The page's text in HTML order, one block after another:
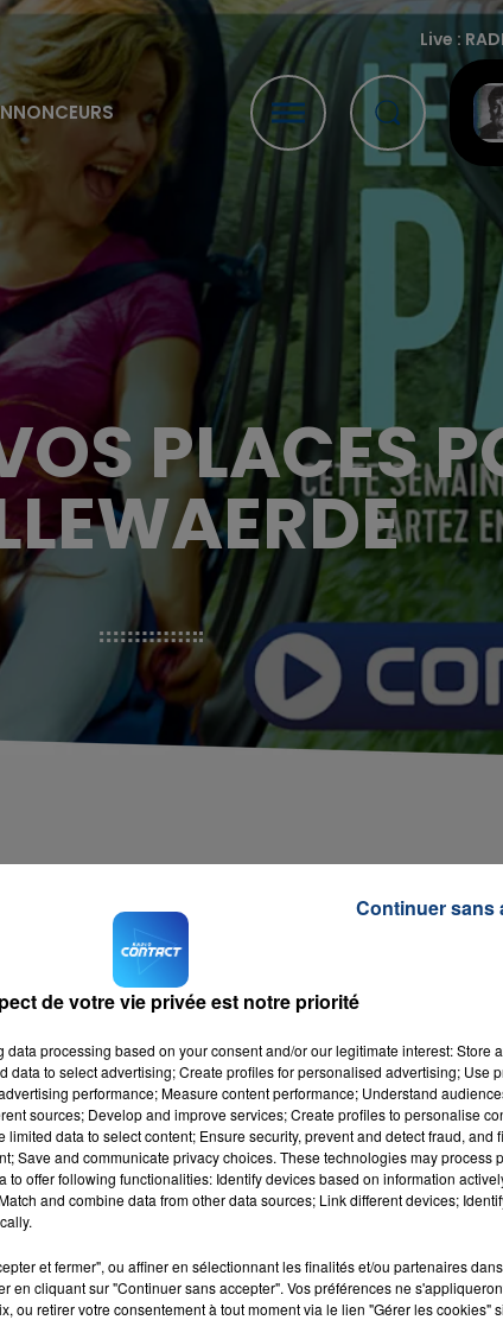
Live :
7h00 - 12h00
LA TEAM DU WEEK-END
PLACES
VOS ENTRÉES EN FAMILLE À
!
1er
LA
de votre vie privée est notre priorité
data processing based on your consent and/or our legitimate interest: Store
data to select advertising; Create profiles for personalised advertising; Use
performance; Measure content performance; Understand
sources; Develop and improve services; Create profiles to personalise
data to select content; Ensure security, prevent and detect fraud, and
Save and communicate privacy choices. These technologies may process
to offer following functionalities: Identify devices based on information
and combine data from other data sources; Link different devices;
et fermer", ou affiner en sélectionnant les finalités et/ou partenaires
en cliquant sur "Continuer sans accepter". Vos préférences ne
ou retirer votre consentement à tout moment via le lien "Gérer les cookies"
Continuer sans